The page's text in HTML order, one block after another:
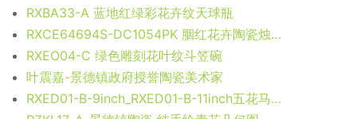
RXBA33-A 蓝地红绿彩花卉纹天球瓶
RXCE64694S-DC1054PK 胭红花卉陶瓷烛台
RXEO04-C 绿色雕刻花叶纹斗笠碗
叶震嘉-景德镇政府授誉陶瓷美术家
RXED01-B-9inch_RXED01-B-11inch五花马9英寸 11英寸青花唐草棕榈平盘